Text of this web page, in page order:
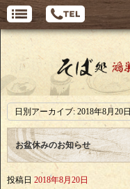
日別アーカイブ: 2018年8月20日
お盆休みのお知らせ
投稿日 2018年8月20日